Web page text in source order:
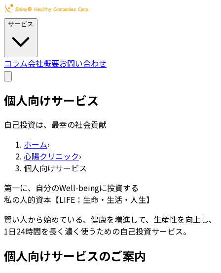
サービス
コラム会社概要お問い合わせ
個人向けサービス
自己投資は、最幸の社会貢献
ホーム›
心陽クリニック›
個人向けサービス
第一に、自分のWell-beingに投資する
私の人的資本【LIFE：生命・生活・人生】
賢い人から始めている、健康を増進して、生産性を向上し、
1日24時間を長く濃く使うための自己投資サービス。
個人向けサービスのご案内